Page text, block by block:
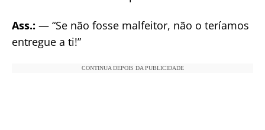
Ass.: — “Se não fosse malfeitor, não o teríamos
entregue a ti!”
CONTINUA DEPOIS DA PUBLICIDADE